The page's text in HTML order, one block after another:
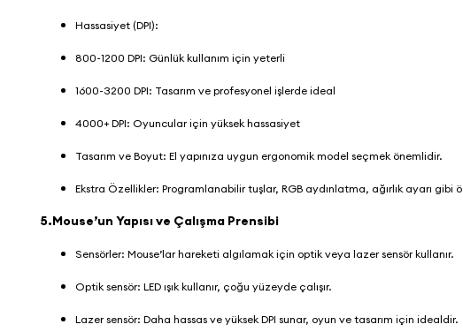
Hassasiyet (DPI):
800-1200 DPI: Günlük kullanım için yeterli
1600-3200 DPI: Tasarım ve profesyonel işlerde ideal
4000+ DPI: Oyuncular için yüksek hassasiyet
Tasarım ve Boyut: El yapınıza uygun ergonomik model seçmek önemlidir.
Ekstra Özellikler: Programlanabilir tuşlar, RGB aydınlatma, ağırlık ayarı gibi
5.Mouse’un Yapısı ve Çalışma Prensibi
Sensörler: Mouse’lar hareketi algılamak için optik veya lazer sensör kullanır.
Optik sensör: LED ışık kullanır, çoğu yüzeyde çalışır.
Lazer sensör: Daha hassas ve yüksek DPI sunar, oyun ve tasarım için idealdir.